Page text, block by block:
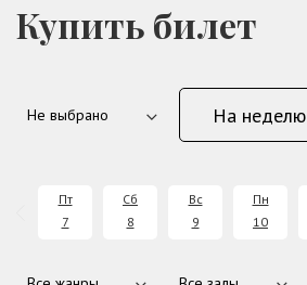
Купить билет
На неделю
Пт
7
Сб
8
Вс
9
Пн
10